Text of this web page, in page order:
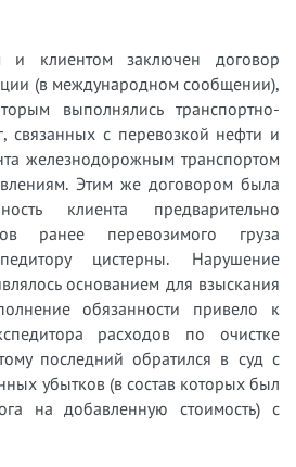
и клиентом заключен договор
(в международном сообщении),
выполнялись транспортно-
связанных с перевозкой нефти и
железнодорожным транспортом
Этим же договором была
клиента предварительно
ранее перевозимого груза
цистерны. Нарушение
основанием для взыскания
обязанности привело к
расходов по очистке
последний обратился в суд с
убытков (в состав которых был
на добавленную стоимость) с